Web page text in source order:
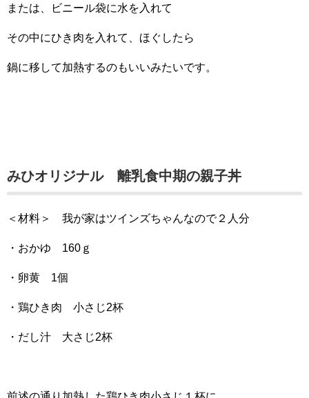
または、ビニール袋に水を入れて
その中にひき肉を入れて、ほぐしたら
鍋に移して加熱するのもいいみたいです。
みひオリジナル 離乳食中期の親子丼
＜材料＞ 我が家はツインズちゃんなので２人分
・おかゆ 160ｇ
・卵黄 1個
・鶏ひき肉 小さじ2杯
・だし汁 大さじ2杯